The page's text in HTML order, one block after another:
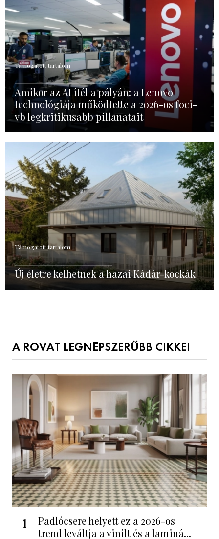
Támogatott tartalom
Amikor az AI ítél a pályán: a Lenovo
technológiája működtette a 2026-os foci-
vb legkritikusabb pillanatait
Támogatott tartalom
Új életre kelhetnek a hazai Kádár-kockák
A ROVAT LEGNÉPSZERŰBB CIKKEI
1
Padlócsere helyett ez a 2026-os
trend leváltja a vinilt és a laminá...